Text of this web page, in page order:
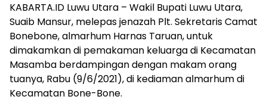
KABARTA.ID Luwu Utara – Wakil Bupati Luwu Utara,
Suaib Mansur, melepas jenazah Plt. Sekretaris Camat
Bonebone, almarhum Harnas Taruan, untuk
dimakamkan di pemakaman keluarga di Kecamatan
Masamba berdampingan dengan makam orang
tuanya, Rabu (9/6/2021), di kediaman almarhum di
Kecamatan Bone-Bone.